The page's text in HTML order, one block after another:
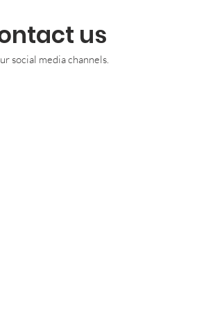
us
social media channels.